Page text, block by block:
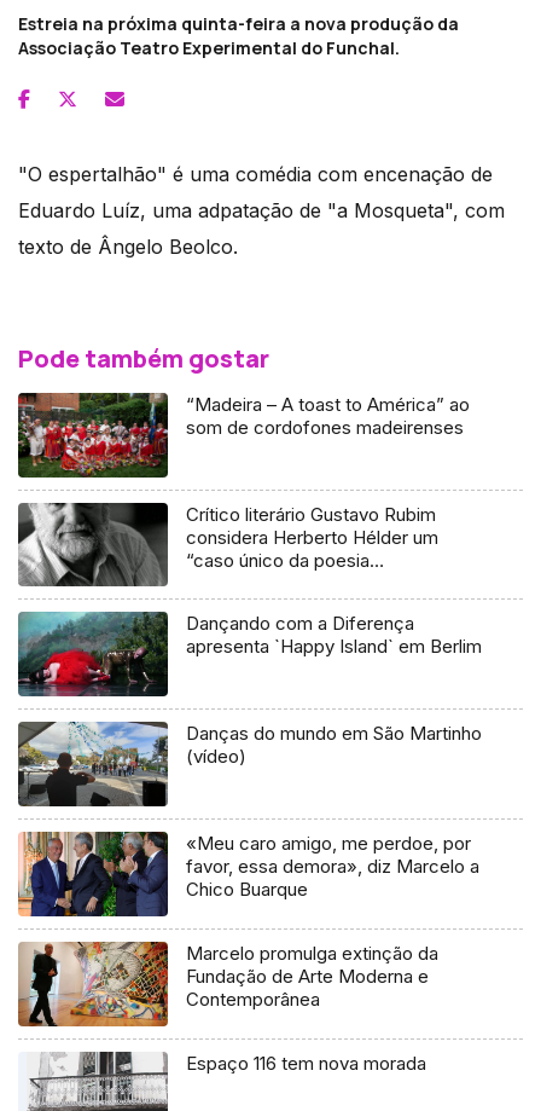
Estreia na próxima quinta-feira a nova produção da
Associação Teatro Experimental do Funchal.
"O espertalhão" é uma comédia com encenação de
Eduardo Luíz, uma adpatação de "a Mosqueta", com
texto de Ângelo Beolco.
Pode também gostar
“Madeira – A toast to América” ao
som de cordofones madeirenses
Crítico literário Gustavo Rubim
considera Herberto Hélder um
“caso único da poesia
Dançando com a Diferença
apresenta `Happy Island` em Berlim
Danças do mundo em São Martinho
(vídeo)
«Meu caro amigo, me perdoe, por
favor, essa demora», diz Marcelo a
Chico Buarque
Marcelo promulga extinção da
Fundação de Arte Moderna e
Contemporânea
Espaço 116 tem nova morada